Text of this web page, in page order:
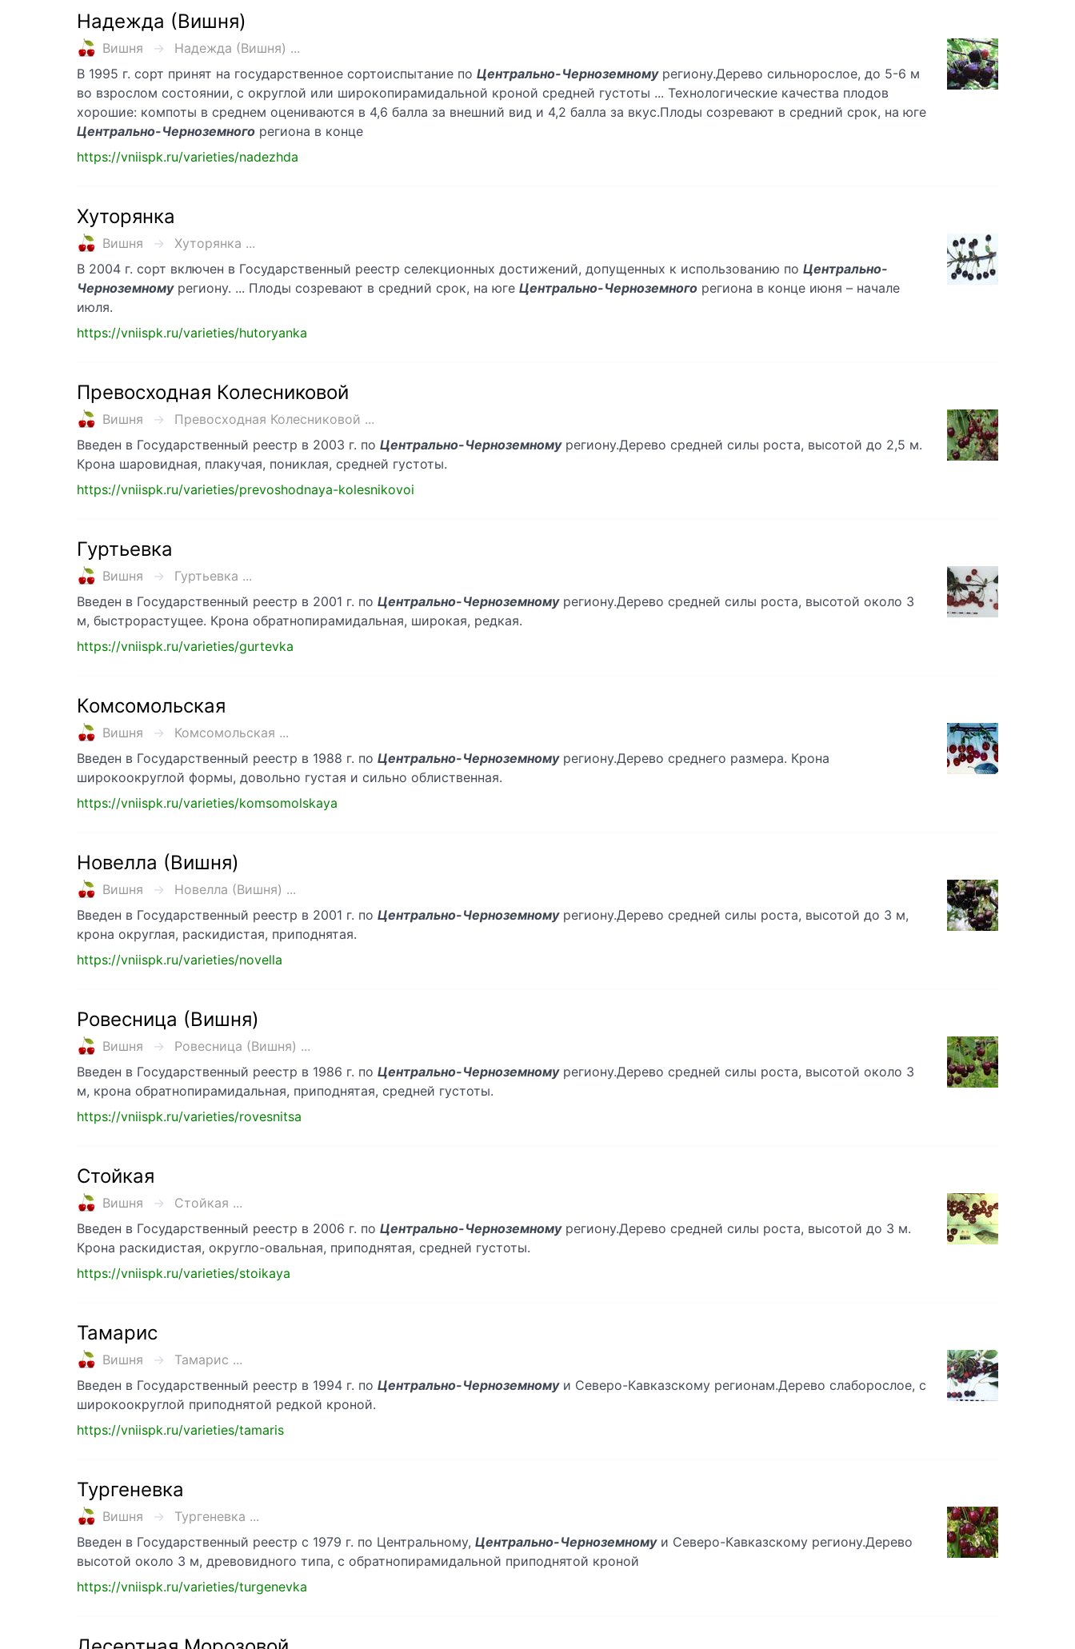
Надежда (Вишня)
Вишня
Надежда (Вишня) ...
В 1995 г. сорт принят на государственное сортоиспытание по Центрально-Черноземномурегиону.Дерево сильнорослое, до 5-6 м
во взрослом состоянии, с округлой или широкопирамидальной кроной средней густоты ... Технологические качества плодов
хорошие: компоты в среднем оцениваются в 4,6 балла за внешний вид и 4,2 балла за вкус.Плоды созревают в средний срок, на юге
Центрально-Черноземного региона в конце
https://vniispk.ru/varieties/nadezhda
Хуторянка
Вишня
Хуторянка ...
В 2004 г. сорт включен в Государственный реестр селекционных достижений, допущенных к использованию по Центрально-
Черноземномурегиону. ... Плоды созревают в средний срок, на юге Центрально-Черноземного региона в конце июня – начале
июля.
https://vniispk.ru/varieties/hutoryanka
Превосходная Колесниковой
Вишня
Превосходная Колесниковой ...
Введен в Государственный реестр в 2003 г. по Центрально-Черноземномурегиону.Дерево средней силы роста, высотой до 2,5 м.
Крона шаровидная, плакучая, пониклая, средней густоты.
https://vniispk.ru/varieties/prevoshodnaya-kolesnikovoi
Гуртьевка
Вишня
Гуртьевка ...
Введен в Государственный реестр в 2001 г. по Центрально-Черноземномурегиону.Дерево средней силы роста, высотой около 3
м, быстрорастущее. Крона обратнопирамидальная, широкая, редкая.
https://vniispk.ru/varieties/gurtevka
Комсомольская
Вишня
Комсомольская ...
Введен в Государственный реестр в 1988 г. по Центрально-Черноземномурегиону.Дерево среднего размера. Крона
широкоокруглой формы, довольно густая и сильно облиственная.
https://vniispk.ru/varieties/komsomolskaya
Новелла (Вишня)
Вишня
Новелла (Вишня) ...
Введен в Государственный реестр в 2001 г. по Центрально-Черноземномурегиону.Дерево средней силы роста, высотой до 3 м,
крона округлая, раскидистая, приподнятая.
https://vniispk.ru/varieties/novella
Ровесница (Вишня)
Вишня
Ровесница (Вишня) ...
Введен в Государственный реестр в 1986 г. по Центрально-Черноземномурегиону.Дерево средней силы роста, высотой около 3
м, крона обратнопирамидальная, приподнятая, средней густоты.
https://vniispk.ru/varieties/rovesnitsa
Стойкая
Вишня
Стойкая ...
Введен в Государственный реестр в 2006 г. по Центрально-Черноземномурегиону.Дерево средней силы роста, высотой до 3 м.
Крона раскидистая, округло-овальная, приподнятая, средней густоты.
https://vniispk.ru/varieties/stoikaya
Тамарис
Вишня
Тамарис ...
Введен в Государственный реестр в 1994 г. по Центрально-Черноземномуи Северо-Кавказскому регионам.Дерево слаборослое, с
широкоокруглой приподнятой редкой кроной.
https://vniispk.ru/varieties/tamaris
Тургеневка
Вишня
Тургеневка ...
Введен в Государственный реестр с 1979 г. по Центральному, Центрально-Черноземномуи Северо-Кавказскому региону.Дерево
высотой около 3 м, древовидного типа, с обратнопирамидальной приподнятой кроной
https://vniispk.ru/varieties/turgenevka